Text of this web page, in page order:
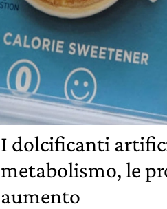
I dolcificanti
metabolismo, le
aumento